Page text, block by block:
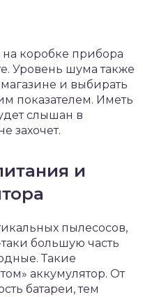
коробке прибора
Уровень шума также
и выбирать
показателем. Иметь
слышан в
захочет.
и
пылесосов,
большую часть
Такие
аккумулятор. От
батареи, тем